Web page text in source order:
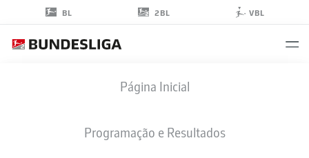
BL 2BL VBL
Página Inicial
Programação e Resultados